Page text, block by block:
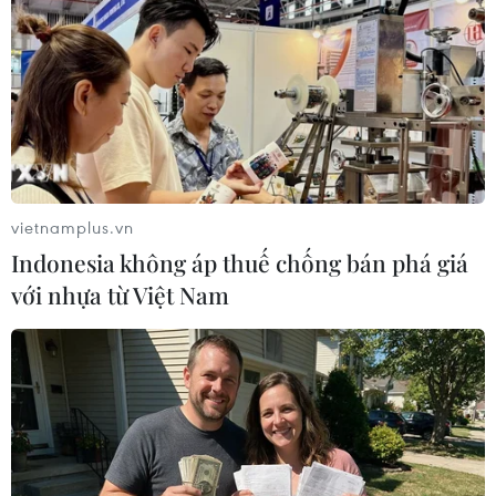
lượng khu vực nếu bị tấn công
Iran và Oman đạt thỏa thuận về tuyến vận tải
qua eo biển Hormuz
Từ hạt nhân đến eo biển Hormuz: Đòn
bẩy chiến lược mới của Iran
TIN LIÊN QUAN
vietnamplus.vn
Indonesia không áp thuế chống bán phá giá
với nhựa từ Việt Nam